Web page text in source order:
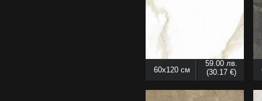
60x120 см
59.00 лв.
(30.17 €)